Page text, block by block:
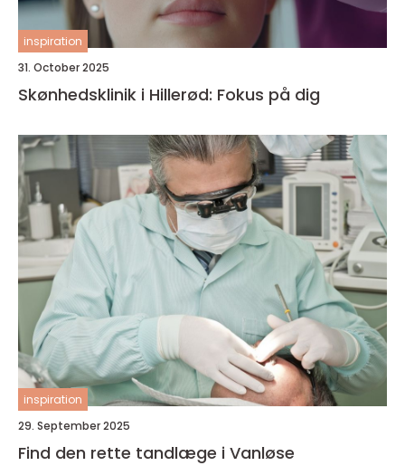
inspiration
31. October 2025
Skønhedsklinik i Hillerød: Fokus på dig
inspiration
29. September 2025
Find den rette tandlæge i Vanløse